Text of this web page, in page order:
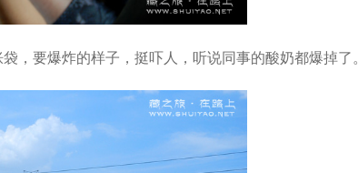
要爆炸的样子，挺吓人，听说同事的酸奶都爆掉了。